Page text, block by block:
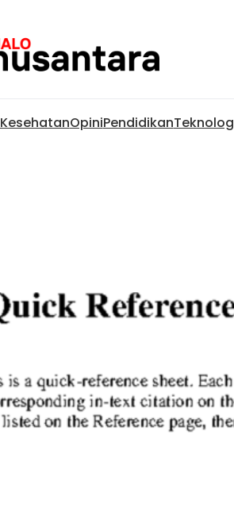
KesehatanOpiniPendidikan